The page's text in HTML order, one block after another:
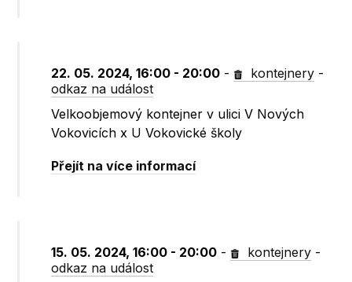
22. 05. 2024, 16:00 - 20:00 - kontejnery -
odkaz na událost
Velkoobjemový kontejner v ulici V Nových
Vokovicích x U Vokovické školy
Přejít na více informací
15. 05. 2024, 16:00 - 20:00 - kontejnery -
odkaz na událost